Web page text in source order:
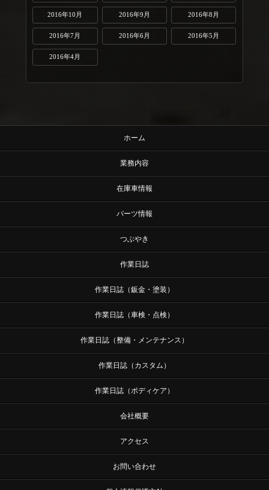
2016年10月 2016年9月 2016年8月
2016年7月 2016年6月 2016年5月
2016年4月
ホーム
業務内容
在庫車情報
パーツ情報
つぶやき
作業日誌
作業日誌（鈑金・塗装）
作業日誌（車検・点検）
作業日誌（整備・メンテナンス）
作業日誌（カスタム）
作業日誌（ボディケア）
会社概要
アクセス
お問い合わせ